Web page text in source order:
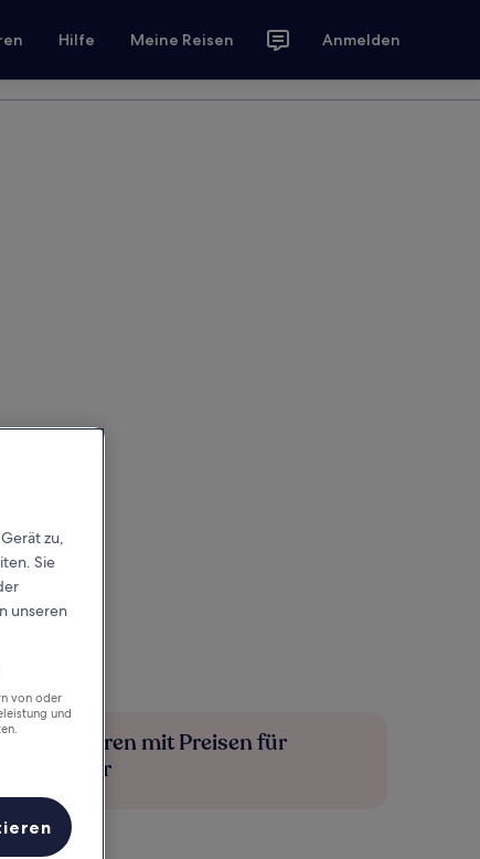
Hilfe Meine Reisen Anmelden
Mehr sparen mit Preisen für
Mitglieder
zu,
Sie
unseren
von oder
und